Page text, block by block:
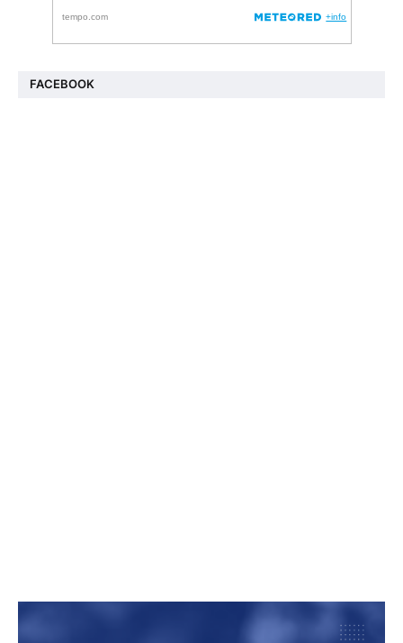
FACEBOOK